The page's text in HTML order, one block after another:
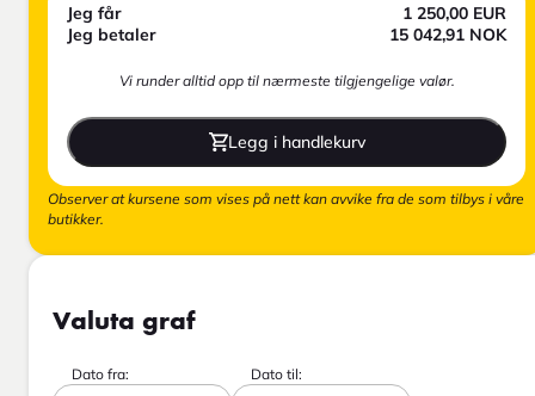
Jeg får 1 250,00 EUR
Jeg betaler
15 042,91 NOK
Vi runder alltid opp til nærmeste tilgjengelige valør.
Legg i handlekurv
Observer at kursene som vises på nett kan avvike fra de som tilbys i våre
butikker.
Valuta graf
Dato fra: Dato til: